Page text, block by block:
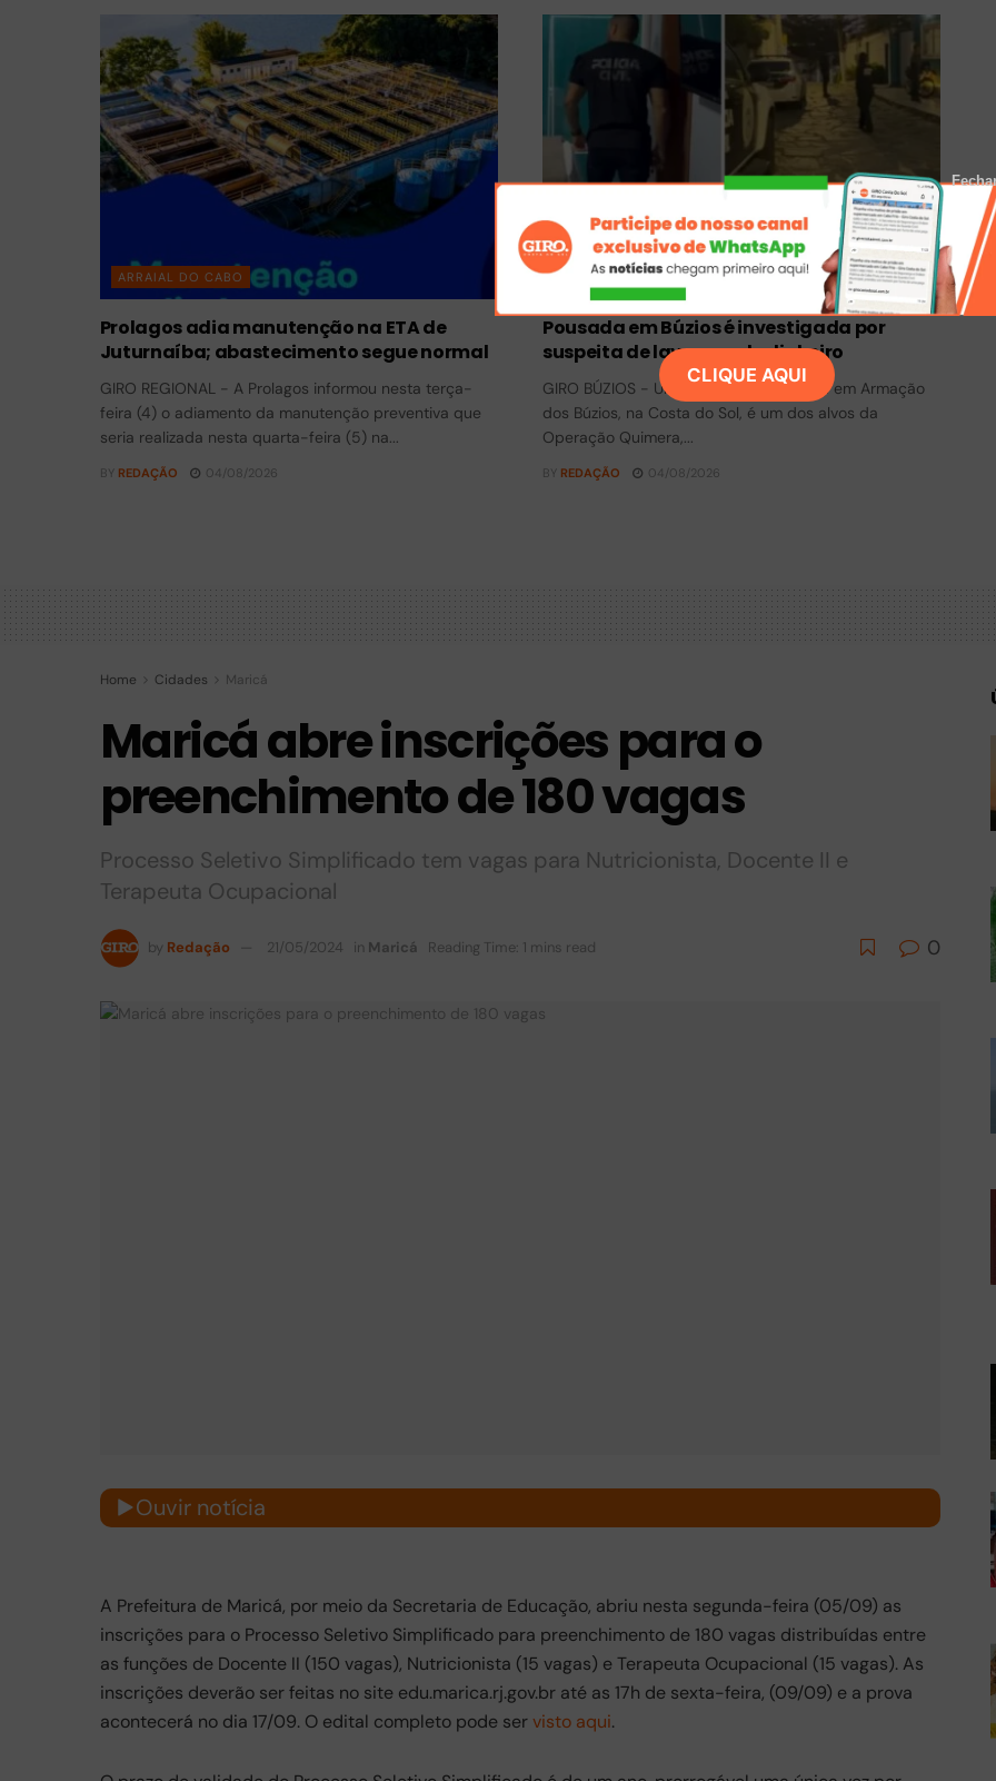
ARRAIAL DO CABO
Prolagos adia manutenção na ETA de
Juturnaíba; abastecimento segue normal
GIRO REGIONAL - A Prolagos informou nesta terça-
feira (4) o adiamento da manutenção preventiva que
seria realizada nesta quarta-feira (5) na...
BY REDAÇÃO 04/08/2026
BÚZIOS
Pousada em Búzios é investigada por
suspeita de lavagem de dinheiro
GIRO BÚZIOS - Uma pousada localizada em Armação
dos Búzios, na Costa do Sol, é um dos alvos da
Operação Quimera,...
BY REDAÇÃO 04/08/2026
Home Cidades Maricá
Maricá abre inscrições para o
preenchimento de 180 vagas
Processo Seletivo Simplificado tem vagas para Nutricionista, Docente II e
Terapeuta Ocupacional
by Redação 21/05/2024 in Maricá Reading Time: 1 mins read 0
Ouvir notícia
A Prefeitura de Maricá, por meio da Secretaria de Educação, abriu nesta segunda-feira (05/09) as
inscrições para o Processo Seletivo Simplificado para preenchimento de 180 vagas distribuídas entre
as funções de Docente II (150 vagas), Nutricionista (15 vagas) e Terapeuta Ocupacional (15 vagas). As
inscrições deverão ser feitas no site edu.marica.rj.gov.br até as 17h de sexta-feira, (09/09) e a prova
acontecerá no dia 17/09. O edital completo pode servisto aqui.
CLIQUE AQUI